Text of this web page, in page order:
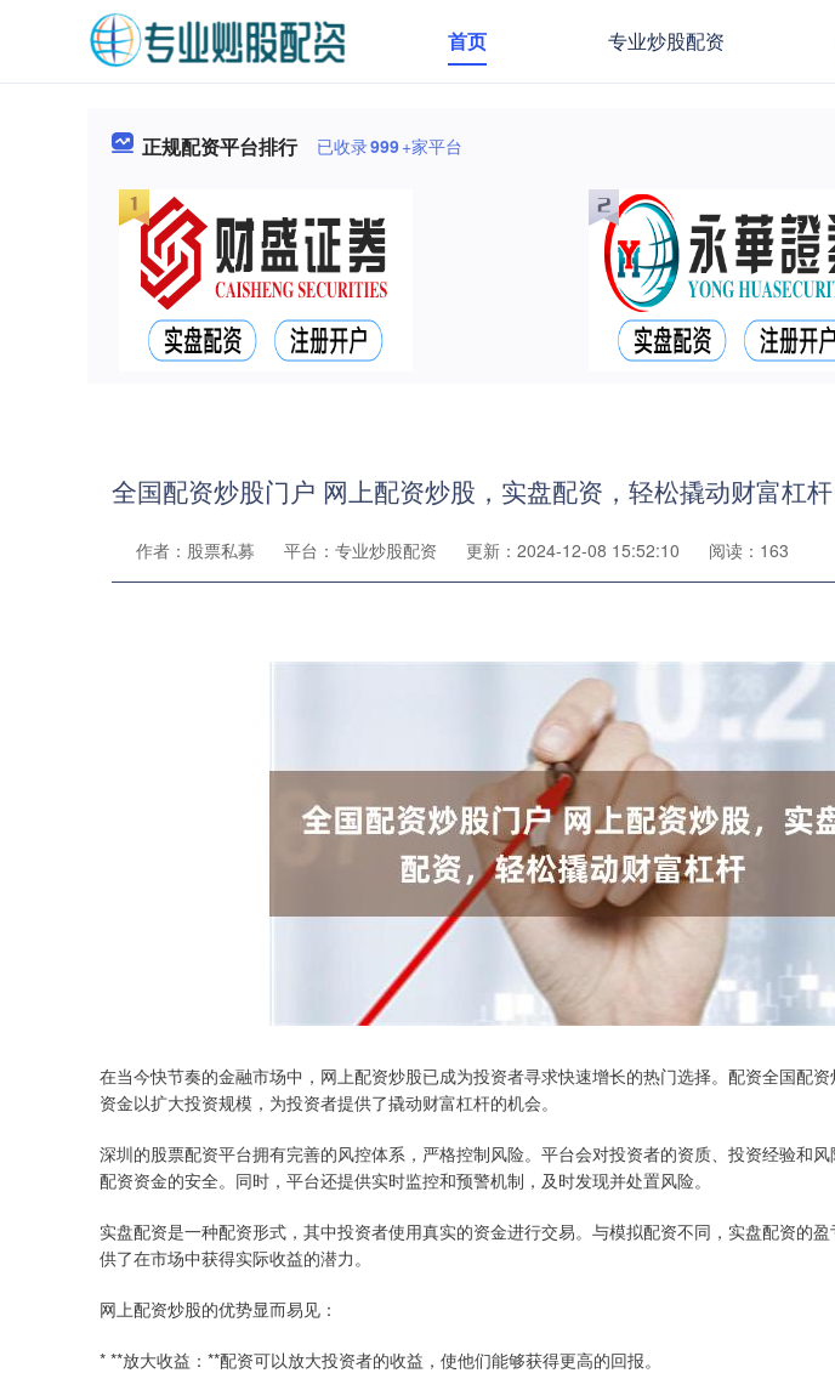
首页 专业炒股配资
正规配资平台排行 已收录999+家平台
全国配资炒股门户 网上配资炒股，实盘配资，轻松撬动财富杠杆
作者：股票私募 平台：专业炒股配资 更新：2024-12-08 15:52:10 阅读：163
在当今快节奏的金融市场中，网上配资炒股已成为投资者寻求快速增长的热门选择。配资全国配
资金以扩大投资规模，为投资者提供了撬动财富杠杆的机会。
深圳的股票配资平台拥有完善的风控体系，严格控制风险。平台会对投资者的资质、投资经验和
配资资金的安全。同时，平台还提供实时监控和预警机制，及时发现并处置风险。
实盘配资是一种配资形式，其中投资者使用真实的资金进行交易。与模拟配资不同，实盘配资的
供了在市场中获得实际收益的潜力。
网上配资炒股的优势显而易见：
* **放大收益：**配资可以放大投资者的收益，使他们能够获得更高的回报。